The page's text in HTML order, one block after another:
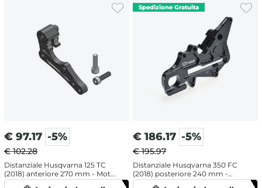
€ 97.17 -5%
€ 102.28
Distanziale Husqvarna 125 TC
(2018) anteriore 270 mm - Moto
Master
€ 186.17 -5%
€ 195.97
Distanziale Husqvarna 350 FC
(2018) posteriore 240 mm -
Moto Master